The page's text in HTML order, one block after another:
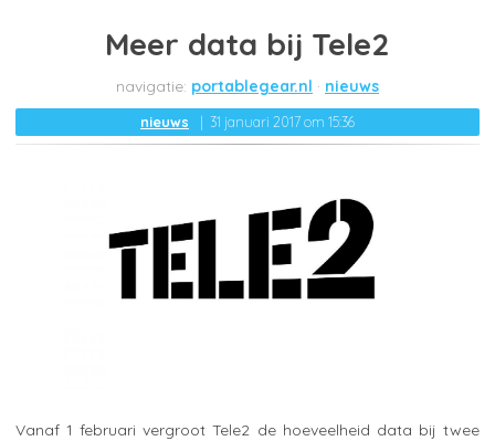
Meer data bij Tele2
portablegear.nl nieuws
nieuws 31 januari 2017 om 15:36
Vanaf 1 februari vergroot Tele2 de hoeveelheid data bij twee